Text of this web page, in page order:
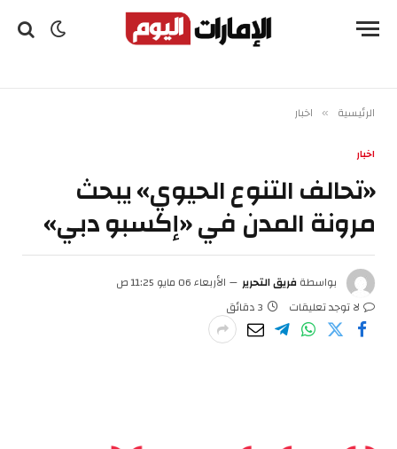
الرئيسية » اخبار
اخبار
«تحالف التنوع الحيوي» يبحث
مرونة المدن في «إكسبو دبي»
بواسطةفريق التحرير
الأربعاء 06 مايو 11:25 ص
لا توجد تعليقات
3 دقائق